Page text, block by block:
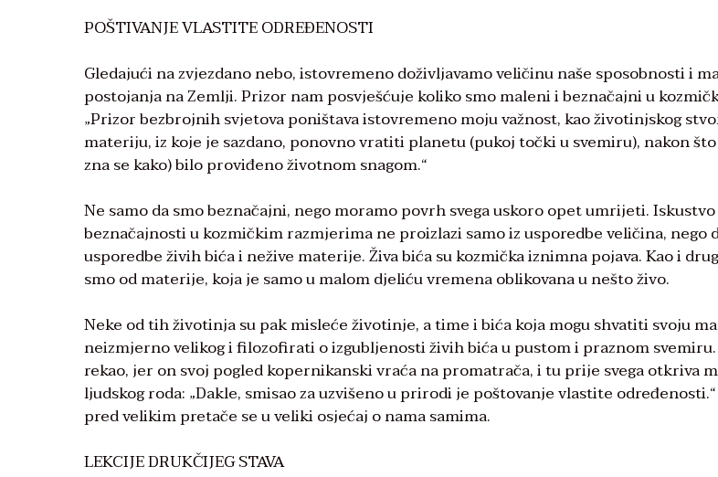
POŠTIVANJE VLASTITE ODREĐENOSTI
Gledajući na zvjezdano nebo, istovremeno doživljavamo veličinu naše sposobnosti i
postojanja na Zemlji. Prizor nam posvješćuje koliko smo maleni i beznačajni u
„Prizor bezbrojnih svjetova poništava istovremeno moju važnost, kao životinjskog
materiju, iz koje je sazdano, ponovno vratiti planetu (pukoj točki u svemiru), nakon
zna se kako) bilo proviđeno životnom snagom.“
Ne samo da smo beznačajni, nego moramo povrh svega uskoro opet umrijeti. Iskustvo
beznačajnosti u kozmičkim razmjerima ne proizlazi samo iz usporedbe veličina, nego
usporedbe živih bića i nežive materije. Živa bića su kozmička iznimna pojava. Kao i
smo od materije, koja je samo u malom djeliću vremena oblikovana u nešto živo.
Neke od tih životinja su pak misleće životinje, a time i bića koja mogu shvatiti svoju
neizmjerno velikog i filozofirati o izgubljenosti živih bića u pustom i praznom
rekao, jer on svoj pogled kopernikanski vraća na promatrača, i tu prije svega otkriva
ljudskog roda: „Dakle, smisao za uzvišeno u prirodi je poštovanje vlastite
pred velikim pretače se u veliki osjećaj o nama samima.
LEKCIJE DRUKČIJEG STAVA